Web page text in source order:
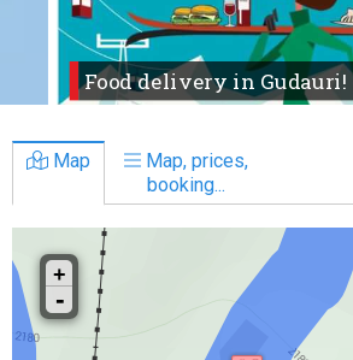
Food delivery in Gudauri!
Map
Map, prices,
booking...